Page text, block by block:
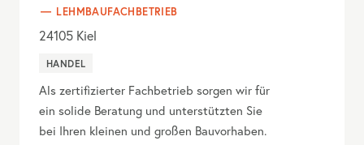
LEHMBAUFACHBETRIEB
24105 Kiel
HANDEL
Als zertifizierter Fachbetrieb sorgen wir für
ein solide Beratung und unterstützten Sie
bei Ihren kleinen und großen Bauvorhaben.